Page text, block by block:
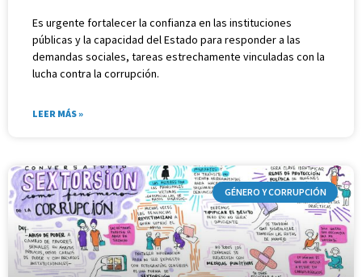
Es urgente fortalecer la confianza en las instituciones
públicas y la capacidad del Estado para responder a las
demandas sociales, tareas estrechamente vinculadas con la
lucha contra la corrupción.
LEER MÁS »
GÉNERO Y CORRUPCIÓN